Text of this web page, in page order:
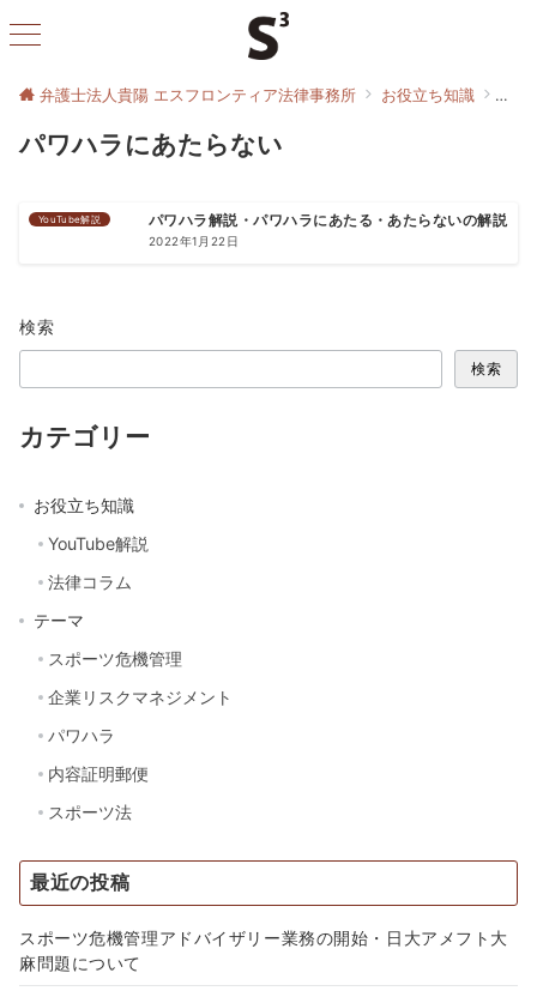
弁護士法人貴陽 エスフロンティア法律事務所 お役立ち知識 パワ
パワハラにあたらない
YouTube解説 パワハラ解説・パワハラにあたる・あたらないの解説
2022年1月22日
検索
検索
カテゴリー
お役立ち知識
YouTube解説
法律コラム
テーマ
スポーツ危機管理
企業リスクマネジメント
パワハラ
内容証明郵便
スポーツ法
最近の投稿
スポーツ危機管理アドバイザリー業務の開始・日大アメフト大
麻問題について